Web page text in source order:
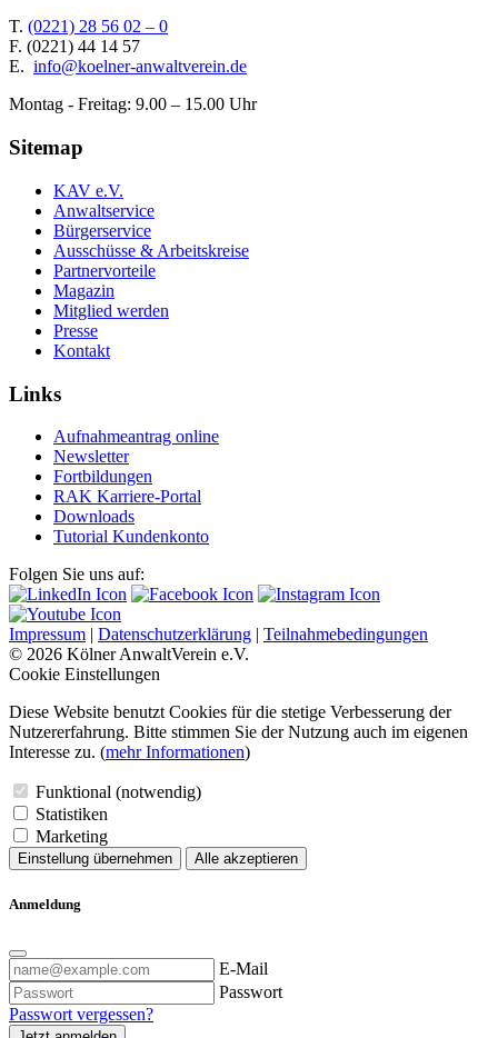
T. (0221) 28 56 02 – 0
F. (0221) 44 14 57
E. info@koelner-anwaltverein.de
Montag - Freitag: 9.00 – 15.00 Uhr
Sitemap
KAV e.V.
Anwaltservice
Bürgerservice
Ausschüsse & Arbeitskreise
Partnervorteile
Magazin
Mitglied werden
Presse
Kontakt
Links
Aufnahmeantrag online
Newsletter
Fortbildungen
RAK Karriere-Portal
Downloads
Tutorial Kundenkonto
Folgen Sie uns auf:
Impressum | Datenschutzerklärung | Teilnahmebedingungen
© 2026 Kölner AnwaltVerein e.V.
Cookie Einstellungen
Diese Website benutzt Cookies für die stetige Verbesserung der
Nutzererfahrung. Bitte stimmen Sie der Nutzung auch im eigenen
Interesse zu. (mehr Informationen)
Funktional (notwendig)
Statistiken
Marketing
Einstellung übernehmen Alle akzeptieren
Anmeldung
E-Mail
Passwort
Passwort vergessen?